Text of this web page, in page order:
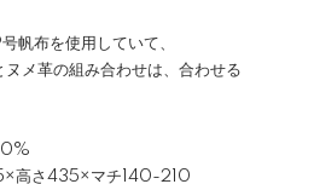
帆布を使用していて、
メ革の組み合わせは、合わせる
高さ435×マチ140-210